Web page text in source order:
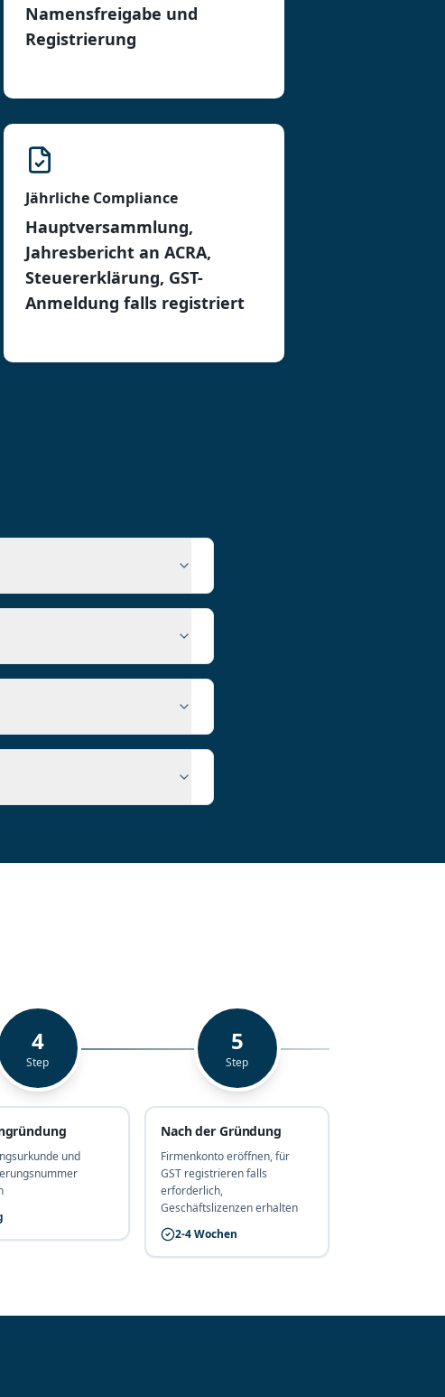
Namensfreigabe und
Registrierung
Jährliche Compliance
Hauptversammlung,
Jahresbericht an ACRA,
Steuererklärung, GST-
Anmeldung falls registriert
4
Step
und
5
Step
Nach der Gründung
Firmenkonto eröffnen, für
GST registrieren falls
erforderlich,
Geschäftslizenzen erhalten
2-4 Wochen